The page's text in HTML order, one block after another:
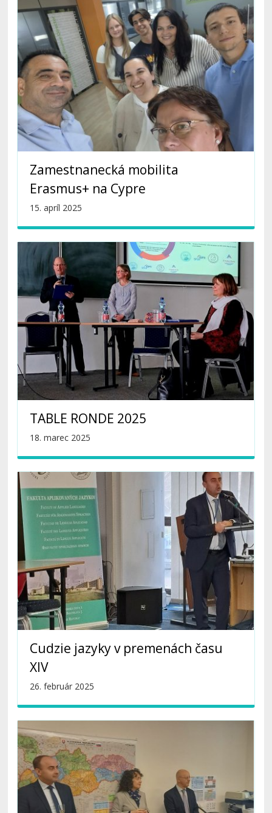
Zamestnanecká mobilita
Erasmus+ na Cypre
15. apríl 2025
TABLE RONDE 2025
18. marec 2025
Cudzie jazyky v premenách času
XIV
26. február 2025